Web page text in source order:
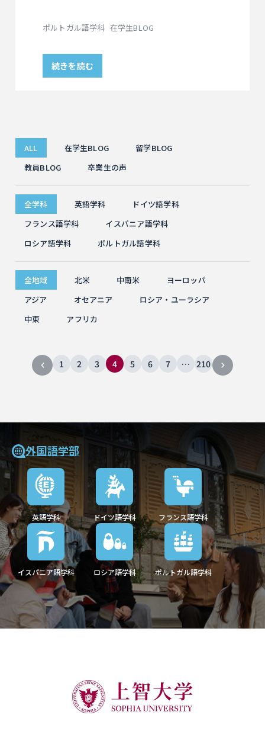
ポルトガル語学科 在学生BLOG
続きを読む
ALL 在学生BLOG
留学BLOG
教員BLOG
卒業生の声
全学科 英語学科
ドイツ語学科
フランス語学科
イスパニア語学科
ロシア語学科
ポルトガル語学科
全地域 北米 中南米
ヨーロッパ
アジア
オセアニア
ロシア・ユーラシア
中東
アフリカ
1 2 3 4 5 6 7 … 210
外国語学部
英語学科 ドイツ語学科 フランス語学科
イスパニア語学科 ロシア語学科 ポルトガル語学科